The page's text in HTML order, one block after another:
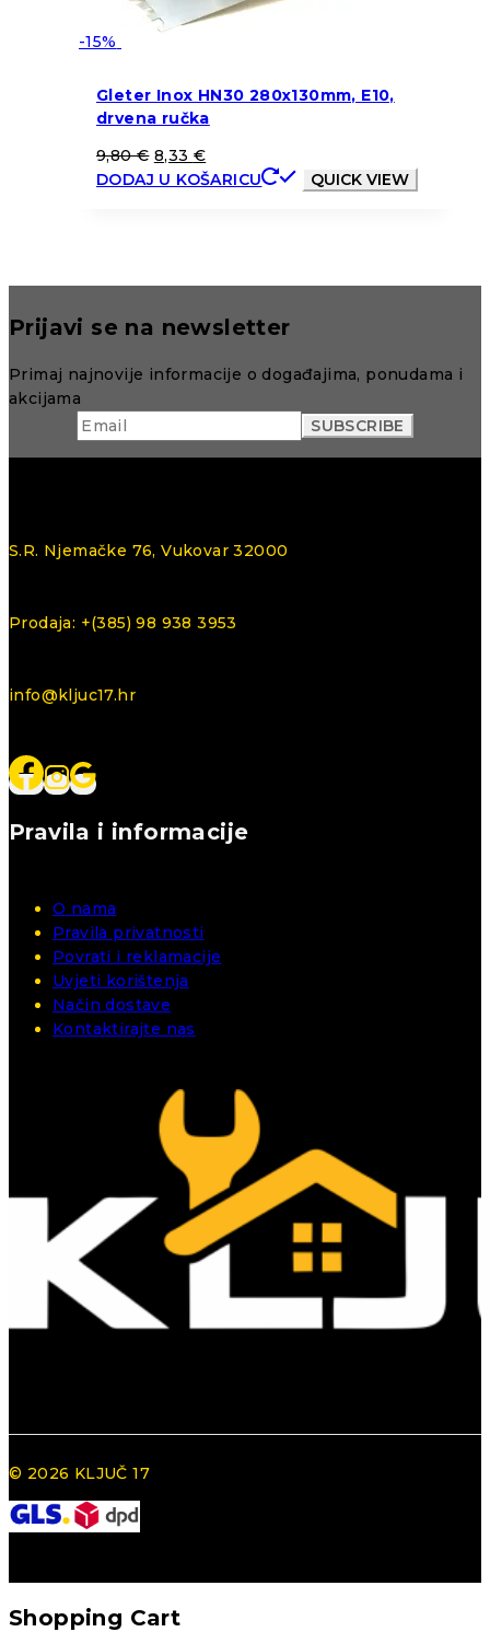
-15%
Gleter Inox HN30 280x130mm, E10,
drvena ručka
9,80€ 8,33 €
DODAJ U KOŠARICU
QUICK VIEW
Prijavi se na newsletter
Primaj najnovije informacije o događajima, ponudama i
akcijama
S.R. Njemačke 76, Vukovar 32000
Prodaja: +(385) 98 938 3953
info@kljuc17.hr
Pravila i informacije
O nama
Pravila privatnosti
Povrati i reklamacije
Uvjeti korištenja
Način dostave
Kontaktirajte nas
© 2026 KLJUČ 17
Shopping Cart